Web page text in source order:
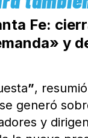
Fe:
y
”,
generó
y